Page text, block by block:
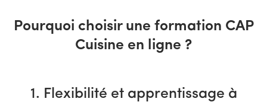
Pourquoi choisir une formation CAP
Cuisine en ligne ?
1. Flexibilité et apprentissage à